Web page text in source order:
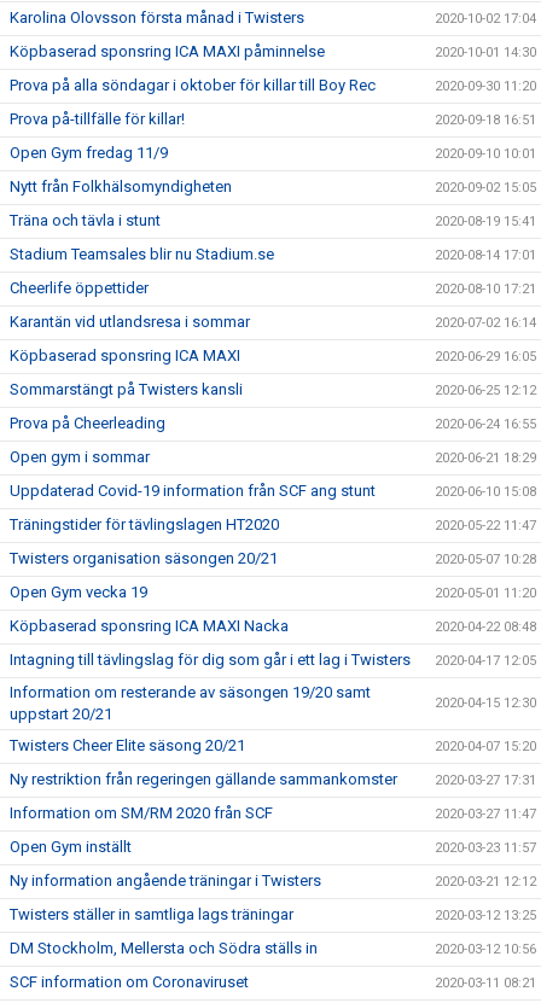
Karolina Olovsson första månad i Twisters 2020-10-02 17:04
Köpbaserad sponsring ICA MAXI påminnelse 2020-10-01 14:30
Prova på alla söndagar i oktober för killar till Boy Rec 2020-09-30 11:20
Prova på-tillfälle för killar! 2020-09-18 16:51
Open Gym fredag 11/9 2020-09-10 10:01
Nytt från Folkhälsomyndigheten 2020-09-02 15:05
Träna och tävla i stunt 2020-08-19 15:41
Stadium Teamsales blir nu Stadium.se 2020-08-14 17:01
Cheerlife öppettider 2020-08-10 17:21
Karantän vid utlandsresa i sommar 2020-07-02 16:14
Köpbaserad sponsring ICA MAXI 2020-06-29 16:05
Sommarstängt på Twisters kansli 2020-06-25 12:12
Prova på Cheerleading 2020-06-24 16:55
Open gym i sommar 2020-06-21 18:29
Uppdaterad Covid-19 information från SCF ang stunt 2020-06-10 15:08
Träningstider för tävlingslagen HT2020 2020-05-22 11:47
Twisters organisation säsongen 20/21 2020-05-07 10:28
Open Gym vecka 19 2020-05-01 11:20
Köpbaserad sponsring ICA MAXI Nacka 2020-04-22 08:48
Intagning till tävlingslag för dig som går i ett lag i Twisters 2020-04-17 12:05
Information om resterande av säsongen 19/20 samt
uppstart 20/21
2020-04-15 12:30
Twisters Cheer Elite säsong 20/21 2020-04-07 15:20
Ny restriktion från regeringen gällande sammankomster 2020-03-27 17:31
Information om SM/RM 2020 från SCF 2020-03-27 11:47
Open Gym inställt 2020-03-23 11:57
Ny information angående träningar i Twisters 2020-03-21 12:12
Twisters ställer in samtliga lags träningar 2020-03-12 13:25
DM Stockholm, Mellersta och Södra ställs in 2020-03-12 10:56
SCF information om Coronaviruset 2020-03-11 08:21